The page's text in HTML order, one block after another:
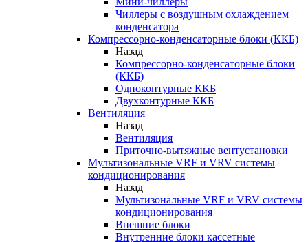
Чиллеры с воздушным охлаждением
конденсатора
Компрессорно-конденсаторные блоки (ККБ)
Назад
Компрессорно-конденсаторные блоки
(ККБ)
Одноконтурные ККБ
Двухконтурные ККБ
Вентиляция
Назад
Вентиляция
Приточно-вытяжные вентустановки
Мультизональные VRF и VRV системы
кондиционирования
Назад
Мультизональные VRF и VRV системы
кондиционирования
Внешние блоки
Внутренние блоки кассетные